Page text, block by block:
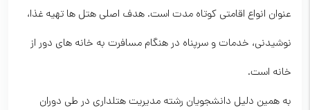
عنوان انواع اقامتی کوتاه مدت است. هدف اصلی هتل ها تهیه غذا،
نوشیدنی، خدمات و سرپناه در هنگام مسافرت به خانه های دور از
خانه است.
به همین دلیل دانشجویان رشته مدیریت هتلداری در طی دوران